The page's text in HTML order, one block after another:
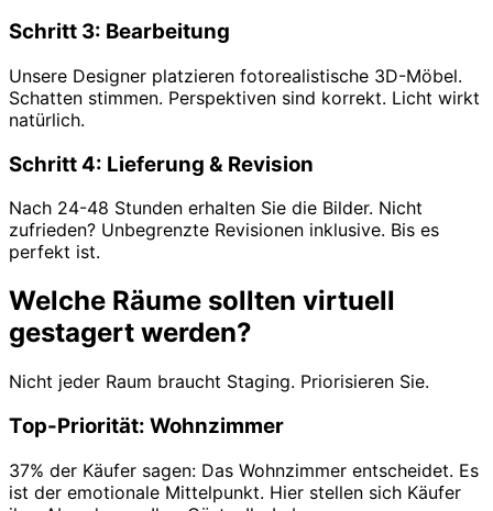
Schritt 3: Bearbeitung
Unsere Designer platzieren fotorealistische 3D-Möbel.
Schatten stimmen. Perspektiven sind korrekt. Licht wirkt
natürlich.
Schritt 4: Lieferung & Revision
Nach 24-48 Stunden erhalten Sie die Bilder. Nicht
zufrieden? Unbegrenzte Revisionen inklusive. Bis es
perfekt ist.
Welche Räume sollten virtuell
gestagert werden?
Nicht jeder Raum braucht Staging. Priorisieren Sie.
Top-Priorität: Wohnzimmer
37% der Käufer sagen: Das Wohnzimmer entscheidet. Es
ist der emotionale Mittelpunkt. Hier stellen sich Käufer